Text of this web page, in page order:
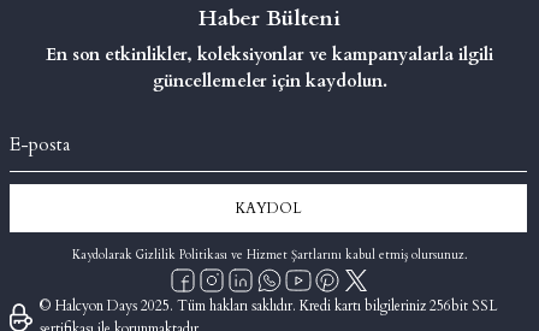
Haber Bülteni
En son etkinlikler, koleksiyonlar ve kampanyalarla ilgili
güncellemeler için kaydolun.
KAYDOL
Kaydolarak Gizlilik Politikası ve Hizmet Şartlarını kabul etmiş olursunuz.
© Halcyon Days 2025. Tüm hakları saklıdır. Kredi kartı bilgileriniz 256bit SSL